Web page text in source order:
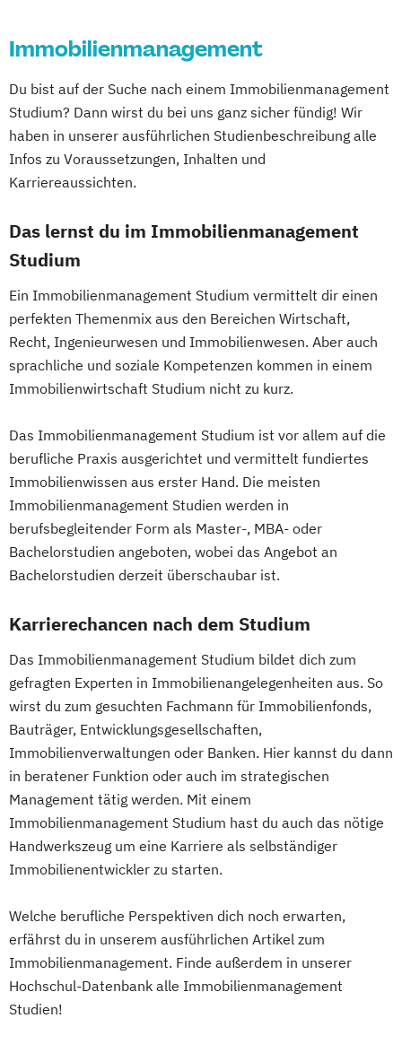
Kampagnenmanagement
Strategisches Sicherheitsmanagement
Sustainable Finance & Digital
Transformation (EN)
Training & Sport
Vorbereitungslehrgang Bachelor (Studieren
Wirtschaftsberatung
Wirtschaftsingenieur
Chiropraktik
Clinical and Community Health Nursing
Content- und Community-Management
Bauprojekten
Rechtsakademie
Counter-Terrorism CVE and Intelligence
Crossmediale Ausstellungsentwicklung
Cultural Property Protection and Disaster
Darmgesundheit
Data Economy Law
Datenmanagement – Data Steward
Demenzstudien
Design Thinking und Transdisziplinarität
Design digitaler Lern- und Bildungsräume
Digital Marketing & Customer Experience
Digitale Kulturvermittlung in Museen und
Digitale Transformation
Digitale Transformation in Wirtschaft und
Verwaltung
Digitales Bauen
Digitales Sammlungswesen
Digitalisierungspädagogik
EU Regulatory Affairs
Educational Leadership - Professionelles
Schulmanagement
Educational Leadership – Professionelles
Schulmanagement AE
Protection
Emerging Technologies
Energie Autarkie Coach
Energie Effizienz Manager_in
Wirtschaftsingenieurwesen
Immobilienmanagement
Du bist auf der Suche nach einem Immobilienmanagement
Studium? Dann wirst du bei uns ganz sicher fündig! Wir
haben in unserer ausführlichen Studienbeschreibung alle
Infos zu Voraussetzungen, Inhalten und
Karriereaussichten.
Das lernst du im Immobilienmanagement
Studium
Ein Immobilienmanagement Studium vermittelt dir einen
perfekten Themenmix aus den Bereichen Wirtschaft,
Recht, Ingenieurwesen und Immobilienwesen. Aber auch
sprachliche und soziale Kompetenzen kommen in einem
Immobilienwirtschaft Studium nicht zu kurz.
Das Immobilienmanagement Studium ist vor allem auf die
berufliche Praxis ausgerichtet und vermittelt fundiertes
Immobilienwissen aus erster Hand. Die meisten
Immobilienmanagement Studien werden in
berufsbegleitender Form als Master-, MBA- oder
Bachelorstudien angeboten, wobei das Angebot an
Bachelorstudien derzeit überschaubar ist.
Karrierechancen nach dem Studium
Das Immobilienmanagement Studium bildet dich zum
gefragten Experten in Immobilienangelegenheiten aus. So
wirst du zum gesuchten Fachmann für Immobilienfonds,
Bauträger, Entwicklungsgesellschaften,
Immobilienverwaltungen oder Banken. Hier kannst du dann
in beratener Funktion oder auch im strategischen
Management tätig werden. Mit einem
Immobilienmanagement Studium hast du auch das nötige
Handwerkszeug um eine Karriere als selbständiger
Immobilienentwickler zu starten.
Welche berufliche Perspektiven dich noch erwarten,
erfährst du in unserem ausführlichen Artikel zum
Immobilienmanagement. Finde außerdem in unserer
Hochschul-Datenbank alle Immobilienmanagement
Studien!